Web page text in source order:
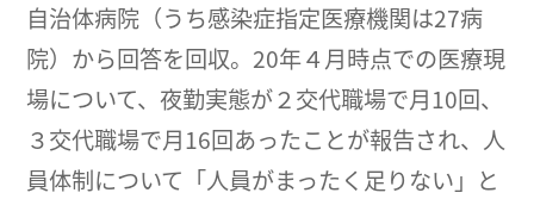
自治体病院（うち感染症指定医療機関は27病
院）から回答を回収。20年４月時点での医療現
場について、夜勤実態が２交代職場で月10回、
３交代職場で月16回あったことが報告され、人
員体制について「人員がまったく足りない」と